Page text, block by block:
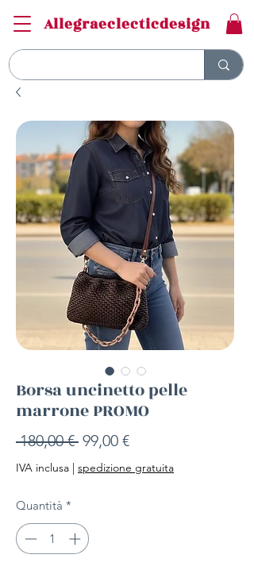
Allegraeclecticdesign
Borsa uncinetto pelle
marrone PROMO
180,00 € Prezzo
regolare
99,00 €Prezzo
scontato
IVA inclusa | spedizione gratuita
Quantità *